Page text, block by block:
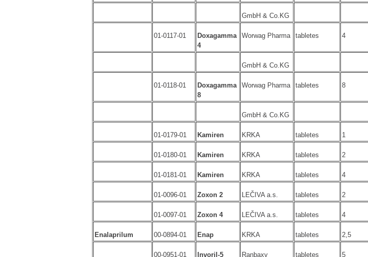
GmbH & Co.KG
01-0117-01
Doxagamma
4
Worwag Pharma tabletes 4
GmbH & Co.KG
01-0118-01
Doxagamma
8
Worwag Pharma tabletes 8
GmbH & Co.KG
01-0179-01 Kamiren KRKA tabletes 1
01-0180-01 Kamiren KRKA tabletes 2
01-0181-01 Kamiren KRKA tabletes 4
01-0096-01 Zoxon 2 LEČIVA a.s. tabletes 2
01-0097-01 Zoxon 4 LEČIVA a.s. tabletes 4
Enalaprilum 00-0894-01 Enap KRKA tabletes 2,5
00-0951-01 Invoril-5 Ranbaxy tabletes 5